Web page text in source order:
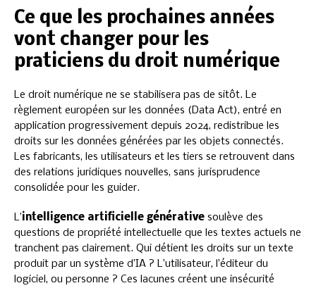
Ce que les prochaines années
vont changer pour les
praticiens du droit numérique
Le droit numérique ne se stabilisera pas de sitôt. Le
règlement européen sur les données (Data Act), entré en
application progressivement depuis 2024, redistribue les
droits sur les données générées par les objets connectés.
Les fabricants, les utilisateurs et les tiers se retrouvent dans
des relations juridiques nouvelles, sans jurisprudence
consolidée pour les guider.
L’intelligence artificielle générative soulève des
questions de propriété intellectuelle que les textes actuels ne
tranchent pas clairement. Qui détient les droits sur un texte
produit par un système d’IA ? L’utilisateur, l’éditeur du
logiciel, ou personne ? Ces lacunes créent une insécurité